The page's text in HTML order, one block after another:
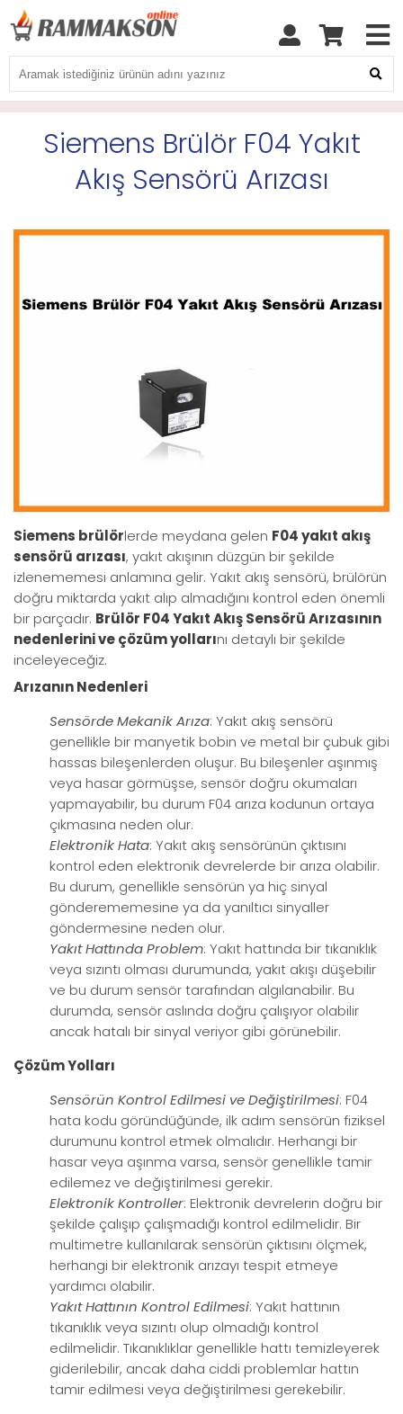
Siemens Brülör F04 Yakıt
Akış Sensörü Arızası
Siemens brülörlerde meydana gelen F04 yakıt akış
sensörü arızası, yakıt akışının düzgün bir şekilde
izlenememesi anlamına gelir. Yakıt akış sensörü, brülörün
doğru miktarda yakıt alıp almadığını kontrol eden önemli
bir parçadır. Brülör F04 Yakıt Akış Sensörü Arızasının
nedenlerini ve çözüm yollarını detaylı bir şekilde
inceleyeceğiz.
Arızanın Nedenleri
Sensörde Mekanik Arıza: Yakıt akış sensörü
genellikle bir manyetik bobin ve metal bir çubuk gibi
hassas bileşenlerden oluşur. Bu bileşenler aşınmış
veya hasar görmüşse, sensör doğru okumaları
yapmayabilir, bu durum F04 arıza kodunun ortaya
çıkmasına neden olur.
Elektronik Hata: Yakıt akış sensörünün çıktısını
kontrol eden elektronik devrelerde bir arıza olabilir.
Bu durum, genellikle sensörün ya hiç sinyal
gönderememesine ya da yanıltıcı sinyaller
göndermesine neden olur.
Yakıt Hattında Problem: Yakıt hattında bir tıkanıklık
veya sızıntı olması durumunda, yakıt akışı düşebilir
ve bu durum sensör tarafından algılanabilir. Bu
durumda, sensör aslında doğru çalışıyor olabilir
ancak hatalı bir sinyal veriyor gibi görünebilir.
Çözüm Yolları
Sensörün Kontrol Edilmesi ve Değiştirilmesi: F04
hata kodu göründüğünde, ilk adım sensörün fiziksel
durumunu kontrol etmek olmalıdır. Herhangi bir
hasar veya aşınma varsa, sensör genellikle tamir
edilemez ve değiştirilmesi gerekir.
Elektronik Kontroller: Elektronik devrelerin doğru bir
şekilde çalışıp çalışmadığı kontrol edilmelidir. Bir
multimetre kullanılarak sensörün çıktısını ölçmek,
herhangi bir elektronik arızayı tespit etmeye
yardımcı olabilir.
Yakıt Hattının Kontrol Edilmesi: Yakıt hattının
tıkanıklık veya sızıntı olup olmadığı kontrol
edilmelidir. Tıkanıklıklar genellikle hattı temizleyerek
giderilebilir, ancak daha ciddi problemlar hattın
tamir edilmesi veya değiştirilmesi gerekebilir.